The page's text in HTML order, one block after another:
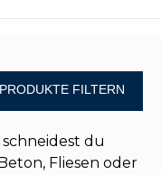
PRODUKTE FILTERN
du
Fliesen oder